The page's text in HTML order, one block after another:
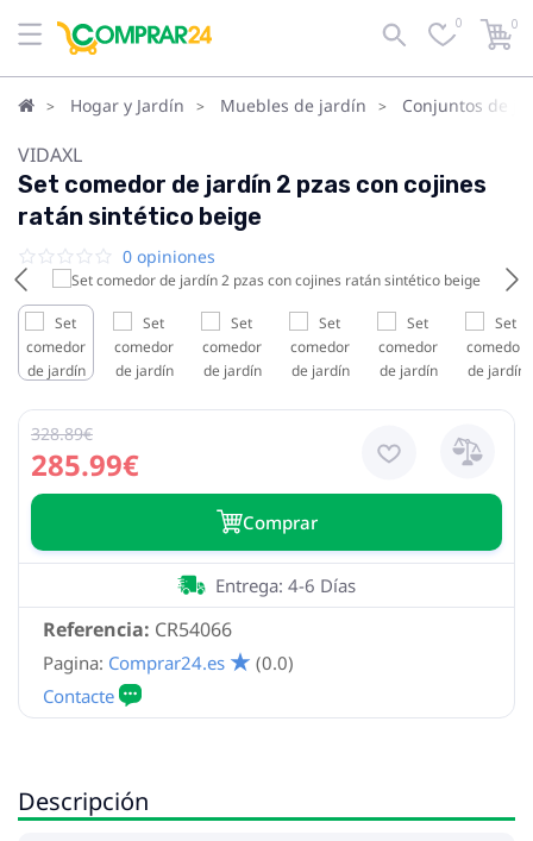
0 0
Hogar y Jardín Muebles de jardín Conjuntos de
VIDAXL
Set comedor de jardín 2 pzas con cojines
ratán sintético beige
0 opiniones
285.99€
328.89€
Сomprar
Referencia: CR54066
Entrega: 4-6 Días
Pagina: Comprar24.es (0.0)
Descripción